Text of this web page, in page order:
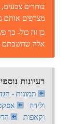
בוחרים
מצרפים אותם
כן זה כול- כך
אלה שחשבתם
רעיונות
תמונות -
ולידה
וקאפות